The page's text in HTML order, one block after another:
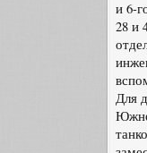
и 6-
28 и
Для